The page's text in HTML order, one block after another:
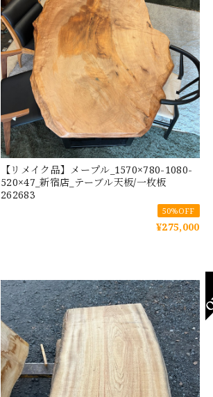
【リメイク品】メープル_1570×780-1080-
520×47_新宿店_テーブル天板/一枚板
262683
50%OFF
¥275,000